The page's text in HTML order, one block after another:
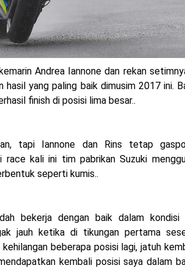
ZX-4RR 2023 yang cuma ada 2 dikota
2023 Resmi Dimulai !
KLE500 dan KLE500 SE model year 2026 !
XMAX 250 model 2025 dengan fitur
Neo 155 di lelang 15 Jutaan dikota Medan,
Grand Prix 2025 di menangkan oleh Robet
Digelar, Lebih Dari 2 Dekade Komitmen
Beat 2025, warna lebih mewah !
Tangguh dan Fresh Siap Jelajah
Andrea Iannone dan rekan
hasil yang paling baik dimusim 2017 ini.
finish di posisi lima besar..
tapi Iannone dan Rins tetap
race kali ini tim pabrikan Suzuki
seperti kumis..
bekerja dengan baik dalam kondisi
jauh ketika di tikungan pertama
beberapa posisi lagi, jatuh
kembali posisi saya dalam